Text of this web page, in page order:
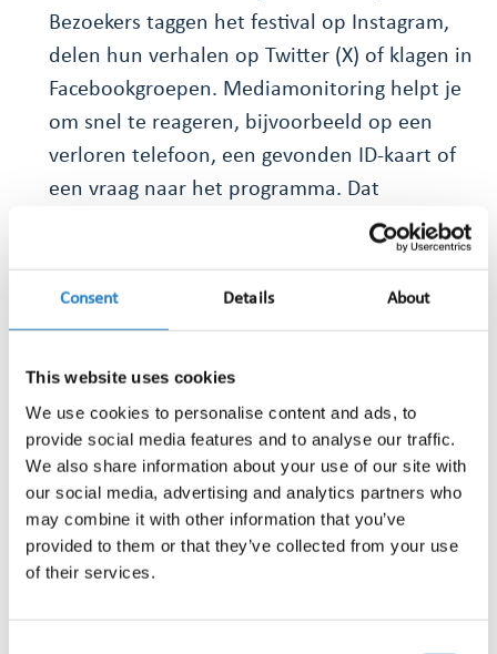
Consent Details About
This website uses cookies
We use cookies to personalise content and ads, to
provide social media features and to analyse our traffic.
We also share information about your use of our site with
our social media, advertising and analytics partners who
may combine it with other information that you’ve
provided to them or that they’ve collected from your use
of their services.
Bezoekers taggen het festival op Instagram,
delen hun verhalen op Twitter (X) of klagen in
Facebookgroepen. Mediamonitoring helpt je
om snel te reageren, bijvoorbeeld op een
verloren telefoon, een gevonden ID-kaart of
een vraag naar het programma. Dat
persoonlijke contact geeft bezoekers het
Meet de impact van je PR en campagnes
samenwerkingen met artiesten of sponsoren?
Met mediamonitoring kun je precies zien
welke berichten viral gingen, hoeveel bereik ze
kregen en welke samenwerkingen het meest
opleverden in aandacht en positieve
mentions.
Safety first: incidenten snel in beeld